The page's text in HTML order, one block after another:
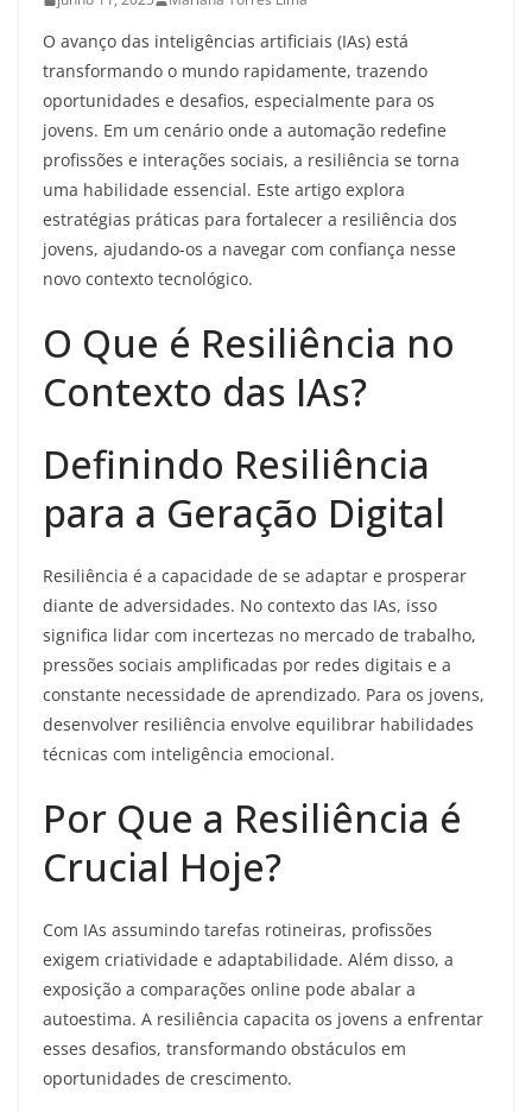
O avanço das inteligências artificiais (IAs) está
transformando o mundo rapidamente, trazendo
oportunidades e desafios, especialmente para os
jovens. Em um cenário onde a automação redefine
profissões e interações sociais, a resiliência se torna
uma habilidade essencial. Este artigo explora
estratégias práticas para fortalecer a resiliência dos
jovens, ajudando-os a navegar com confiança nesse
novo contexto tecnológico.
O Que é Resiliência no
Contexto das IAs?
Definindo Resiliência
para a Geração Digital
Resiliência é a capacidade de se adaptar e prosperar
diante de adversidades. No contexto das IAs, isso
significa lidar com incertezas no mercado de trabalho,
pressões sociais amplificadas por redes digitais e a
constante necessidade de aprendizado. Para os jovens,
desenvolver resiliência envolve equilibrar habilidades
técnicas com inteligência emocional.
Por Que a Resiliência é
Crucial Hoje?
Com IAs assumindo tarefas rotineiras, profissões
exigem criatividade e adaptabilidade. Além disso, a
exposição a comparações online pode abalar a
autoestima. A resiliência capacita os jovens a enfrentar
esses desafios, transformando obstáculos em
oportunidades de crescimento.